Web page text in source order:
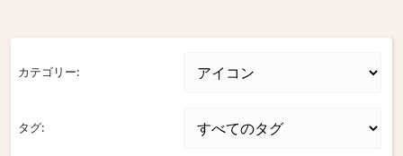
カテゴリー:
タグ: